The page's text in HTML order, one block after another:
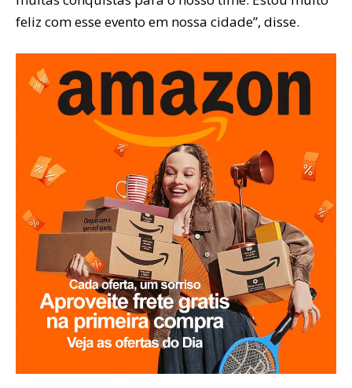
feliz com esse evento em nossa cidade”, disse.